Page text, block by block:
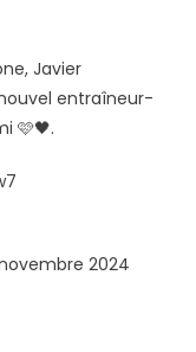
Javier
entraîneur-
🩷🖤.
2024